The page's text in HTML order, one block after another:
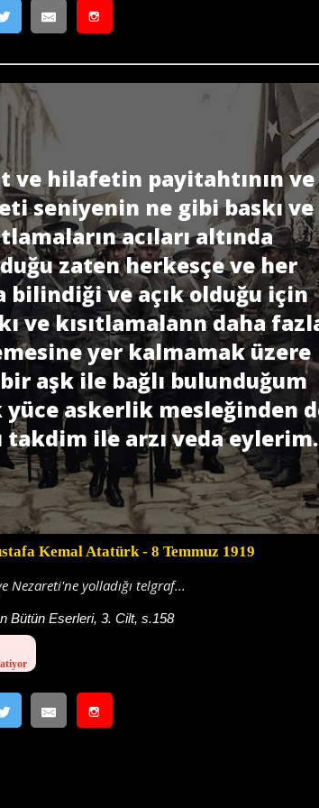
ve hilafetin payitahtının ve
seniyenin ne gibi baskı ve
acıları altında
zaten herkesçe ve her
bilindiği ve açık olduğu için
ve kısıtlamalann daha
yer kalmamak üzere
aşk ile bağlı bulunduğum
yüce askerlik mesleğinden
takdim ile arzı veda eylerim.
Kemal Atatürk- 8 Temmuz 1919
Nezareti'ne yolladığı telgraf...
Bütün Eserleri, 3. Cilt, s.158